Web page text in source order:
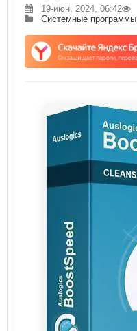
19-июн, 2024, 06:42
Системные программы